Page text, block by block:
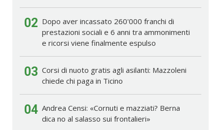
02 Dopo aver incassato 260'000 franchi di
prestazioni sociali e 6 anni tra ammonimenti
e ricorsi viene finalmente espulso
03 Corsi di nuoto gratis agli asilanti: Mazzoleni
chiede chi paga in Ticino
04 Andrea Censi: «Cornuti e mazziati? Berna
dica no al salasso sui frontalieri»